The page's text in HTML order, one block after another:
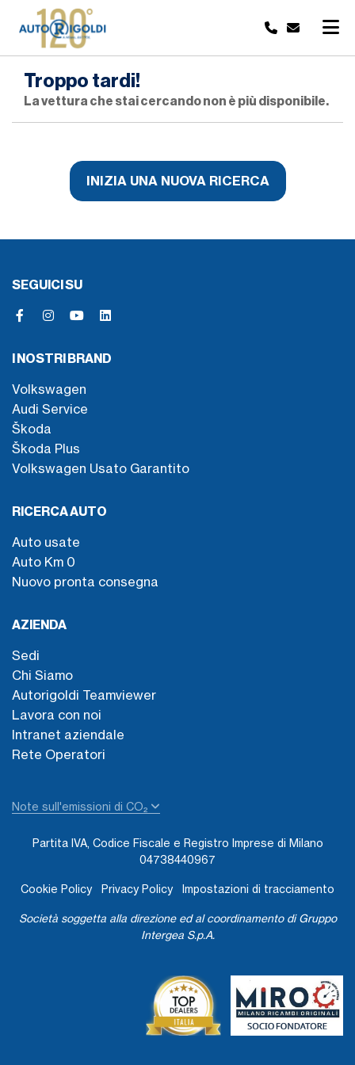
Troppo tardi!
La vettura che stai cercando non è più disponibile.
INIZIA UNA NUOVA RICERCA
SEGUICI SU
I NOSTRI BRAND
Volkswagen
Audi Service
Škoda
Škoda Plus
Volkswagen Usato Garantito
RICERCA AUTO
Auto usate
Auto Km 0
Nuovo pronta consegna
AZIENDA
Sedi
Chi Siamo
Autorigoldi Teamviewer
Lavora con noi
Intranet aziendale
Rete Operatori
Note sull'emissioni di CO₂
Partita IVA, Codice Fiscale e Registro Imprese di Milano
04738440967
Cookie Policy Privacy Policy Impostazioni di tracciamento
Società soggetta alla direzione ed al coordinamento di Gruppo
Intergea S.p.A.